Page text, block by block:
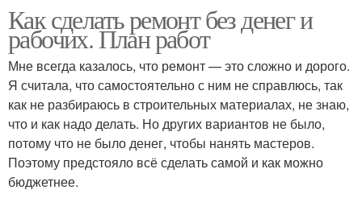
Как сделать ремонт без денег и
рабочих. План работ
Мне всегда казалось, что ремонт — это сложно и дорого.
Я считала, что самостоятельно с ним не справлюсь, так
как не разбираюсь в строительных материалах, не знаю,
что и как надо делать. Но других вариантов не было,
потому что не было денег, чтобы нанять мастеров.
Поэтому предстояло всё сделать самой и как можно
бюджетнее.